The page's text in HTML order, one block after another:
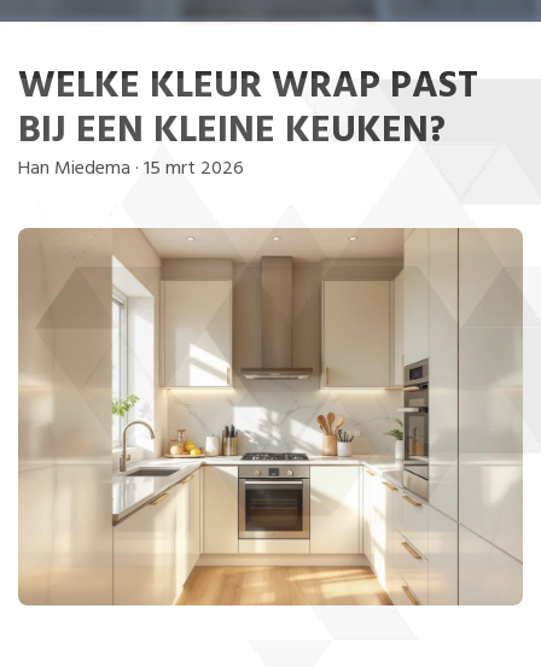
WELKE KLEUR WRAP PAST
BIJ EEN KLEINE KEUKEN?
Han Miedema ·15 mrt 2026